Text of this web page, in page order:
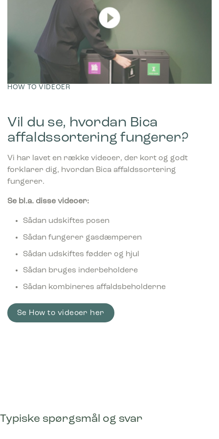
Marketing cookies bruges til at spore brugere på tværs af
websites. Hensigten er at vise annoncer, der er relevante og
engagerende for den enkelte bruger, og dermed mere
værdifulde for udgivere og tredjeparts-annoncører.
HOW TO VIDEOER
Vil du se, hvordan Bica
affaldssortering fungerer?
Vi har lavet en række videoer, der kort og godt
forklarer dig, hvordan Bica affaldssortering
fungerer.
Se bl.a. disse videoer:
Sådan udskiftes posen
Sådan fungerer gasdæmperen
Sådan udskiftes fødder og hjul
Sådan bruges inderbeholdere
Sådan kombineres affaldsbeholderne
Se How to videoer her
Typiske spørgsmål og svar